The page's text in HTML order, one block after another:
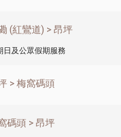
(紅鸞道) > 昂坪
日及公眾假期服務
> 梅窩碼頭
碼頭 > 昂坪